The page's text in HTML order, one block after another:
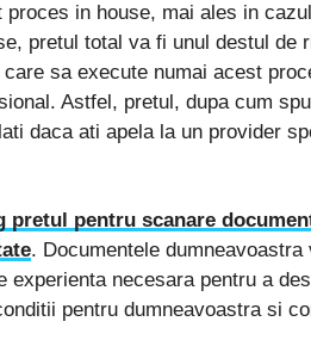
in house, mai ales in
pretul total va fi unul destul de
sa execute numai acest
Astfel, pretul, dupa cum
daca ati apela la un provider
pretul pentru scanare
. Documentele
experienta necesara pentru a
pentru dumneavoastra si